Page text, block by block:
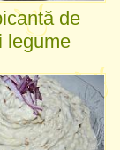
de
legume